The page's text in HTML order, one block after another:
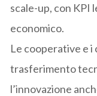
scale-up, con KPI
economico.
Le cooperative e i
trasferimento
l’innovazione